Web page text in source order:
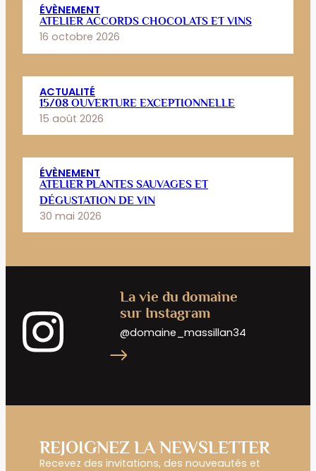
ÉVÈNEMENT
ATELIER ACCORDS CHOCOLATS ET VINS
16 octobre 2026
ACTUALITÉ
15/08 OUVERTURE EXCEPTIONNELLE
15 août 2026
ÉVÈNEMENT
ATELIER PLANTES SAUVAGES ET
DÉGUSTATION DE VIN
30 mai 2026
La vie du domaine
sur Instagram
@domaine_massillan34
REJOIGNEZ LA NEWSLETTER
Recevez des invitations, des nouveautés et